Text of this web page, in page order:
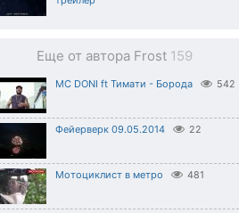
Еще от автора Frost 159
МС DONI ft Тимати - Борода 542
Фейерверк 09.05.2014 22
Мотоциклист в метро 481